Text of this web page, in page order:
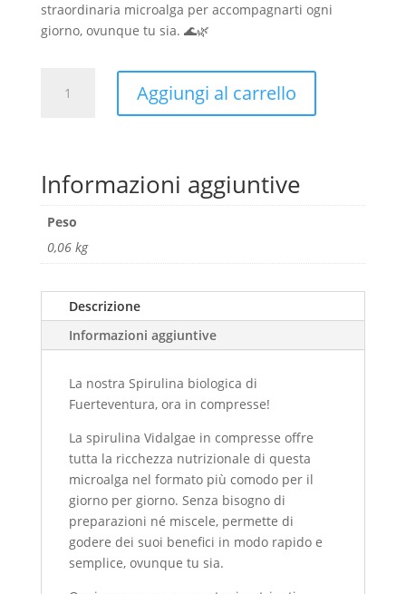
straordinaria microalga per accompagnarti ogni
giorno, ovunque tu sia. 🌊🌿
VIDALGAE
Aggiungi al carrello
Informazioni aggiuntive
Peso
0,06 kg
Descrizione
Informazioni aggiuntive
La nostra Spirulina biologica di
Fuerteventura, ora in compresse!
La spirulina Vidalgae in compresse offre
tutta la ricchezza nutrizionale di questa
microalga nel formato più comodo per il
giorno per giorno. Senza bisogno di
preparazioni né miscele, permette di
godere dei suoi benefici in modo rapido e
semplice, ovunque tu sia.